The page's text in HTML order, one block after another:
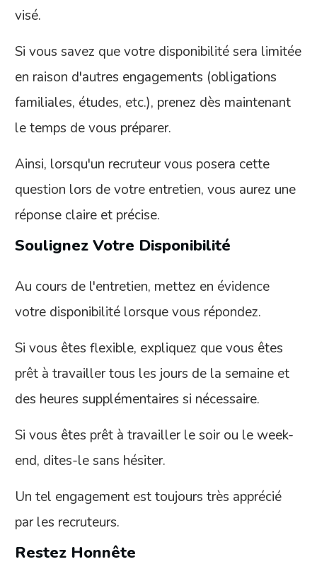
visé.
Si vous savez que votre disponibilité sera limitée
en raison d'autres engagements (obligations
familiales, études, etc.), prenez dès maintenant
le temps de vous préparer.
Ainsi, lorsqu'un recruteur vous posera cette
question lors de votre entretien, vous aurez une
réponse claire et précise.
Soulignez Votre Disponibilité
Au cours de l'entretien, mettez en évidence
votre disponibilité lorsque vous répondez.
Si vous êtes flexible, expliquez que vous êtes
prêt à travailler tous les jours de la semaine et
des heures supplémentaires si nécessaire.
Si vous êtes prêt à travailler le soir ou le week-
end, dites-le sans hésiter.
Un tel engagement est toujours très apprécié
par les recruteurs.
Restez Honnête